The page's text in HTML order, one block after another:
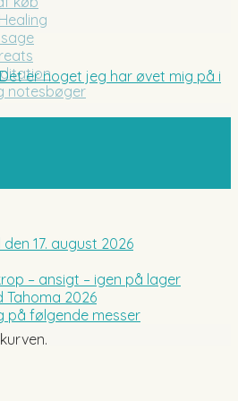
notesbøger
er noget jeg har øvet mig på i
17. august 2026
– ansigt – igen på lager
2026
på følgende messer